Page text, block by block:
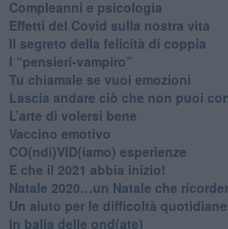
​Compleanni e psicologia
Effetti del Covid sulla nostra vita
Il segreto della felicità di coppia
​I “pensieri-vampiro”
​Tu chiamale se vuoi emozioni
​Lascia andare ciò che non puoi
L’arte di volersi bene
​Vaccino emotivo
CO(ndi)VID(iamo) esperienze
​E che il 2021 abbia inizio!
​Natale 2020…un Natale che
Un aiuto per le difficoltà
​In balia delle ond(ate)